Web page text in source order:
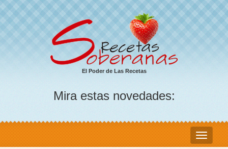
El Poder de Las Recetas
Mira estas novedades: